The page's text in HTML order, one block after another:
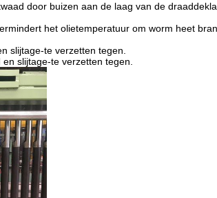
door buizen aan de laag van de
het olietemperatuur om worm heet
slijtage-te verzetten tegen.
slijtage-te verzetten tegen.